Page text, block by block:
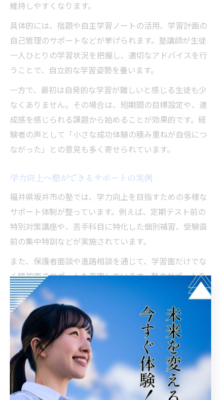
維持しやすくなります。
具体的には、宿題や自主学習ノートの活用、学習計画の
自己管理のサポートなどが挙げられます。塾講師が生徒
一人ひとりの学習状況を把握し、適切なアドバイスを行
うことで、自立的な学習姿勢を養います。
一方で、最初は自発的な学習が難しいと感じる生徒も少
なくありません。その場合は、短期間の目標設定や、達
成感を感じられる課題から始めることが効果的です。経
験者の声として「小さな成功体験の積み重ねが自信につ
ながった」との意見も多く寄せられています。
学力向上へ塾ができるサポートの実例
福井県坂井市の塾では、学力向上を目指すための多様な
サポート体制が整っています。例えば、定期テスト前の
特別対策講座や、苦手科目に特化した個別補習、受験直
前の集中特訓などが実施されています。
また、保護者面談や進路相談を通じて、学習面だけでな
く精神面のサポートも充実しています。塾のサポートを
受けた生徒からは「苦手だった数学が得意科目になっ
た」「受験の不安が軽減された」といった具体的な成果
報告が寄せられています。
注意点として、塾のサポートを最大限に活用するために
は、家庭での学習とのバランスや、塾との情報共有が不
可欠です。塾のサポート例を参考にしながら、自分に合
った活用方法を見つけることが学力向上への近道です。